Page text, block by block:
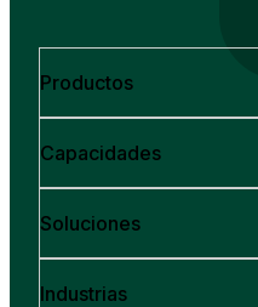
Productos
Capacidades
Soluciones
Industrias